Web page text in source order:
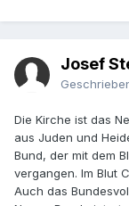
Josef
Die Kirche ist das
aus Juden und
Bund, der mit dem
vergangen. Im Blut
Auch das